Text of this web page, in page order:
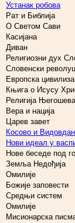
Устанак робова
Рат и Библија
О Светом Сави
Касијана
Диван
Религиозни дух
Словенски
Европска
Књига о Исусу
Религија Његошева
Вера и нација
Царев завет
Косово и Видовдан
Нови идеал у
Нове беседе под
Земља Недођија
Омилије
Божије заповести
Средњи систем
Омилије
Мисионарска